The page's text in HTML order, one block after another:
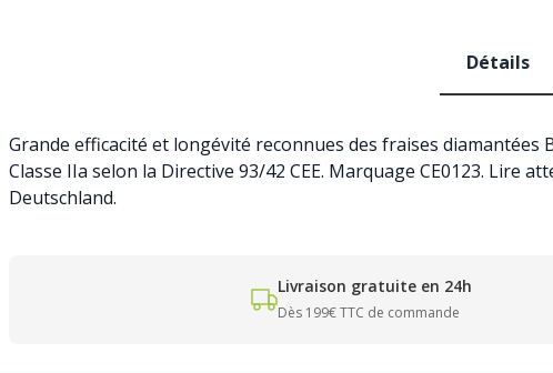
Détails
Grande efficacité et longévité reconnues des fraises
Classe IIa selon la Directive 93/42 CEE. Marquage CE0123. Lire
Deutschland.
Livraison gratuite en 24h
Dès 199€ TTC de commande